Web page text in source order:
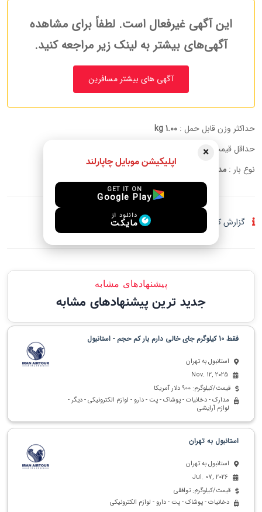
این آگهی غیرفعال است. لطفاً برای مشاهده
آگهی‌های بیشتر به لینک زیر مراجعه کنید.
آگهی های بیشتر مسافرین
حداکثر وزن قابل حمل : 1.00 kg
حداقل قیمت به ازای هر کیلوگرم:
نوع بار : مدارک, دخانیات
گزارش کلاهبرداری و فعالیت مشکوک
پیشنهادهای مشابه
جدید ترین پیشنهادهای مشابه
فقط 10 کیلوگرم جای خالی دارم بار کم حجم - استانبول
استانبول به تهران
Nov. 12, 2025
قیمت/کیلوگرم: 900 دلار آمریکا
مدارک - دخانیات - پوشاک - پت - دارو - لوازم الکترونیکی - دیگر -
لوازم آرایشی
استانبول به تهران
استانبول به تهران
Jul. 07, 2026
قیمت/کیلوگرم: توافقی
دخانیات - پوشاک - پت - دارو - لوازم الکترونیکی
×
اپلیکیشن موبایل چاپارلند
GET IT ON
Google Play
دانلود از
مایکت